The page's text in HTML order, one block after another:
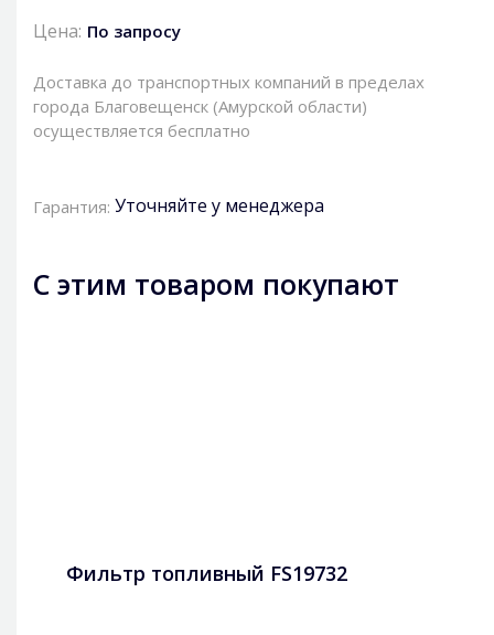
Цена: По запросу
Доставка до транспортных компаний в пределах
города Благовещенск (Амурской области)
осуществляется бесплатно
Гарантия: Уточняйте у менеджера
С этим товаром покупают
Фильтр топливный FS19732